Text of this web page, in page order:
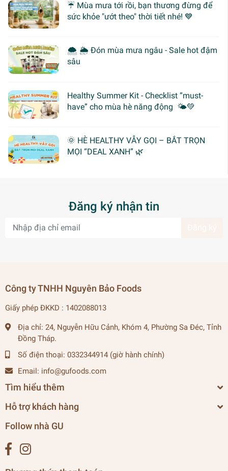
☔ Mùa mưa tới rồi, bạn thương đừng để
sức khỏe "ướt theo" thời tiết nhé! 💙
🌨 🌦 Đón mùa mưa ngâu - Sale hot đậm
sâu
Healthy Summer Kit - Checklist “must-
have” cho mùa hè năng động 🌤️💚
🌞 HÈ HEALTHY VẪY GỌI – BẮT TRỌN
MỌI “DEAL XANH” 🌿
Đăng ký nhận tin
Công ty TNHH Nguyên Bảo Foods
Giấy phép ĐKKD : 1402088013
Địa chỉ: 24, Nguyễn Hữu Cảnh, Khóm 4, Phường Sa Đéc, Tỉnh
Đồng Tháp.
Số điện thoại: 0332344914 (giờ hành chính)
Email: info@gufoods.com
Tìm hiểu thêm
Hỗ trợ khách hàng
Follow nhà GU